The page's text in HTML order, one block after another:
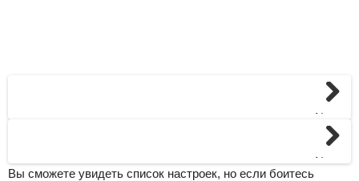
Next
Next
Вы сможете увидеть список настроек, но если боитесь